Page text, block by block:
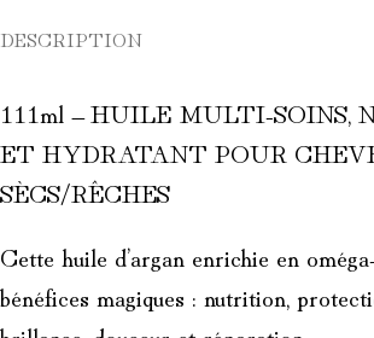
DESCRIPTION
111ml – HUILE MULTI-SOINS,
ET HYDRATANT POUR
SÈCS/RÊCHES
Cette huile d’argan enrichie en
bénéfices magiques : nutrition,